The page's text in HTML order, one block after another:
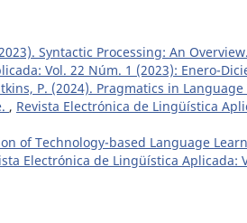
Syntactic Processing: An
Vol. 22 Núm. 1 (2023): Enero-
P. (2024). Pragmatics in
, Revista Electrónica de Lingüística
of Technology-based Language
Electrónica de Lingüística Aplicada: